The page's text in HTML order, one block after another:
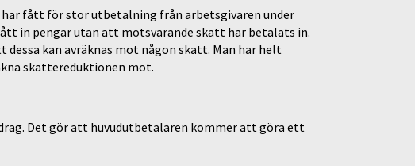
fått för stor utbetalning från arbetsgivaren under
in pengar utan att motsvarande skatt har betalats in.
kan avräknas mot någon skatt. Man har helt
skattereduktionen mot.
Det gör att huvudutbetalaren kommer att göra ett